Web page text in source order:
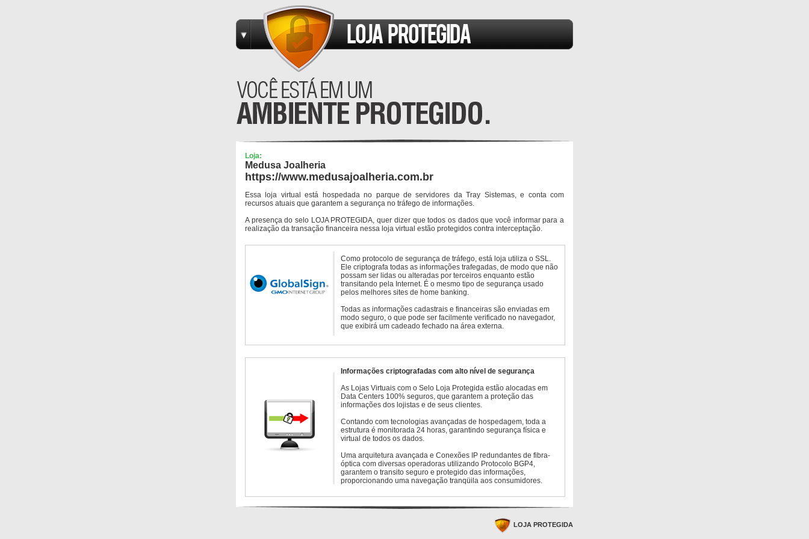
Loja:
Medusa Joalheria
https://www.medusajoalheria.com.br
Essa loja virtual está hospedada no parque de servidores da Tray Sistemas, e conta com
recursos atuais que garantem a segurança no tráfego de informações.
A presença do selo LOJA PROTEGIDA, quer dizer que todos os dados que você informar para a
realização da transação financeira nessa loja virtual estão protegidos contra interceptação.
Como protocolo de segurança de tráfego, está loja utiliza o SSL.
Ele criptografa todas as informações trafegadas, de modo que não
possam ser lidas ou alteradas por terceiros enquanto estão
transitando pela Internet. É o mesmo tipo de segurança usado
pelos melhores sites de home banking.
Todas as informações cadastrais e financeiras são enviadas em
modo seguro, o que pode ser facilmente verificado no navegador,
que exibirá um cadeado fechado na área externa.
Informações criptografadas com alto nível de segurança
As Lojas Virtuais com o Selo Loja Protegida estão alocadas em
Data Centers 100% seguros, que garantem a proteção das
informações dos lojistas e de seus clientes.
Contando com tecnologias avançadas de hospedagem, toda a
estrutura é monitorada 24 horas, garantindo segurança física e
virtual de todos os dados.
Uma arquitetura avançada e Conexões IP redundantes de fibra-
óptica com diversas operadoras utilizando Protocolo BGP4,
garantem o transito seguro e protegido das informações,
proporcionando uma navegação tranqüila aos consumidores.
LOJA PROTEGIDA